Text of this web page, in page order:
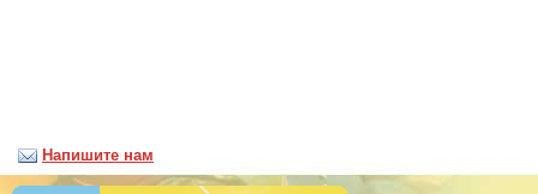
Напишите нам